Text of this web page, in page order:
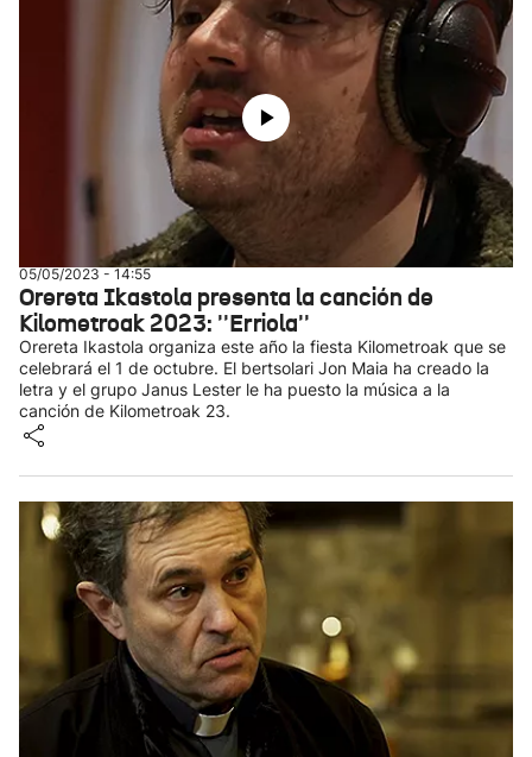
05/05/2023 - 14:55
Orereta Ikastola presenta la canción de
Kilometroak 2023: ''Erriola''
Orereta Ikastola organiza este año la fiesta Kilometroak que se
celebrará el 1 de octubre. El bertsolari Jon Maia ha creado la
letra y el grupo Janus Lester le ha puesto la música a la
canción de Kilometroak 23.